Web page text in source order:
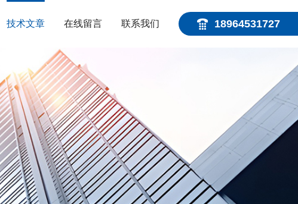
18964531727
技术文章 在线留言 联系我们